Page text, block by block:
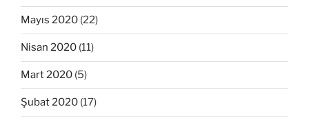
Mayıs 2020 (22)
Nisan 2020 (11)
Mart 2020 (5)
Şubat 2020 (17)